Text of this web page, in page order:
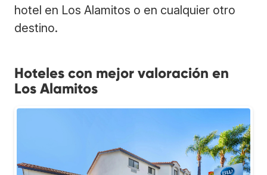
hotel en Los Alamitos o en cualquier otro
destino.
Hoteles con mejor valoración en
Los Alamitos